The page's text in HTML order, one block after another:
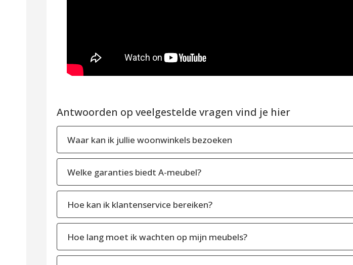
Antwoorden op veelgestelde vragen vind je hier
Waar kan ik jullie woonwinkels bezoeken
Welke garanties biedt A-meubel?
Hoe kan ik klantenservice bereiken?
Hoe lang moet ik wachten op mijn meubels?